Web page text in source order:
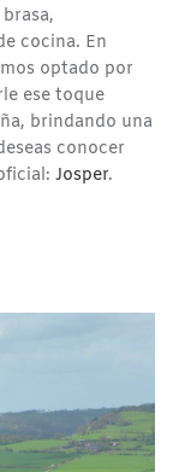
cocina. En
optado por
ese toque
brindando una
conocer
Josper.